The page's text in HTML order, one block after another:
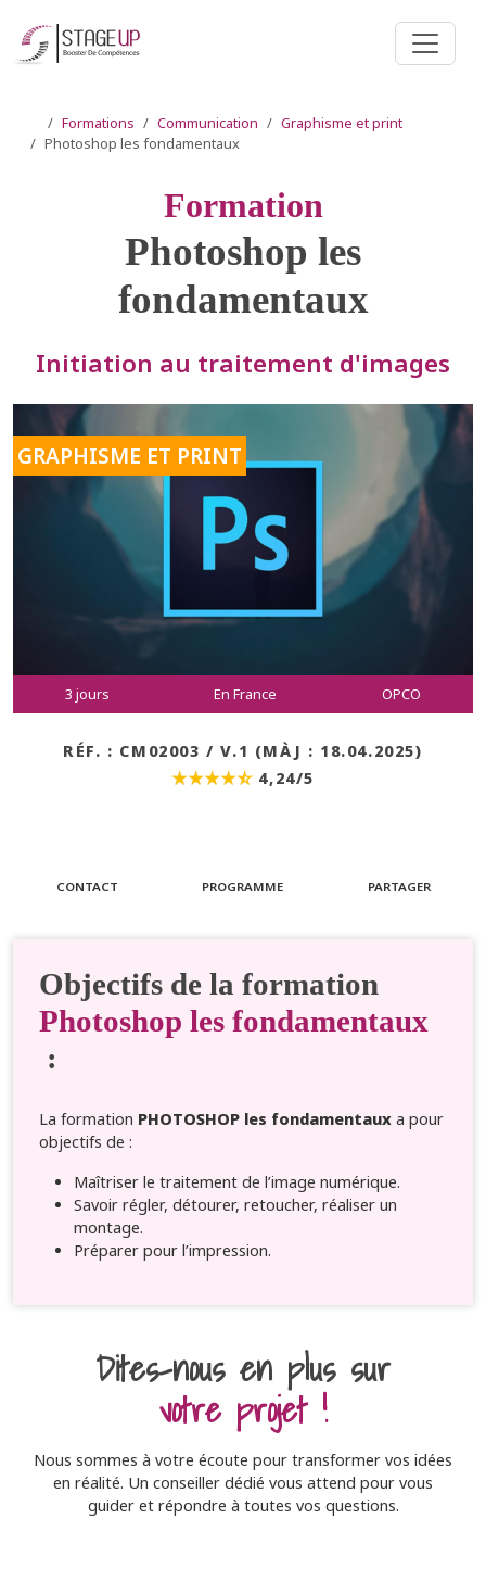
Formations Communication
Graphisme et print
Photoshop les fondamentaux
Formation
Photoshop les
fondamentaux
Initiation au traitement d'images
GRAPHISME ET PRINT
3 jours En France OPCO
RÉF. : CM02003 / V.1 (MÀJ : 18.04.2025)
4,24/5
CONTACT PROGRAMME PARTAGER
Objectifs de la formation
Photoshop les fondamentaux
:
La formation PHOTOSHOP les fondamentaux a pour
objectifs de :
Maîtriser le traitement de l’image numérique.
Savoir régler, détourer, retoucher, réaliser un
montage.
Préparer pour l’impression.
Dites-nous en plus sur
votre projet !
Nous sommes à votre écoute pour transformer vos idées
en réalité. Un conseiller dédié vous attend pour vous
guider et répondre à toutes vos questions.